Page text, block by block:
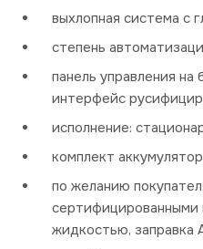
выхлопная система с
степень
панель управления на
интерфейс
исполнение:
комплект
по желанию
жидкостью, заправка